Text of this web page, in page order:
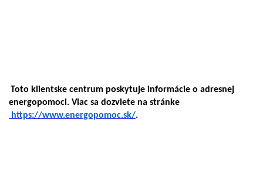
Toto klientske centrum poskytuje informácie o adresnej
energopomoci. Viac sa dozviete na stránke
https://www.energopomoc.sk/.